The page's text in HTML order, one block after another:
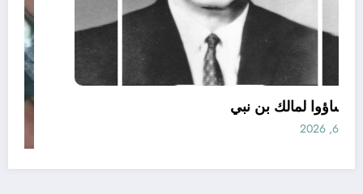
الذين أساؤوا لمالك بن نبي
أغسطس 6, 2026